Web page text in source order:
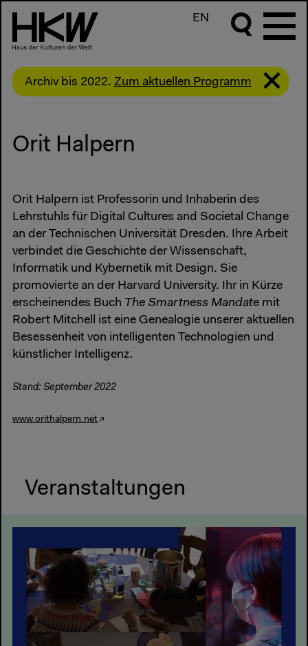
EN
Archiv bis 2022. Zum aktuellen Programm
Orit Halpern
Orit Halpern ist Professorin und Inhaberin des
Lehrstuhls für Digital Cultures and Societal Change
an der Technischen Universität Dresden. Ihre Arbeit
verbindet die Geschichte der Wissenschaft,
Informatik und Kybernetik mit Design. Sie
promovierte an der Harvard University. Ihr in Kürze
erscheinendes Buch The Smartness Mandate mit
Robert Mitchell ist eine Genealogie unserer aktuellen
Besessenheit von intelligenten Technologien und
künstlicher Intelligenz.
Stand: September 2022
www.orithalpern.net
Veranstaltungen